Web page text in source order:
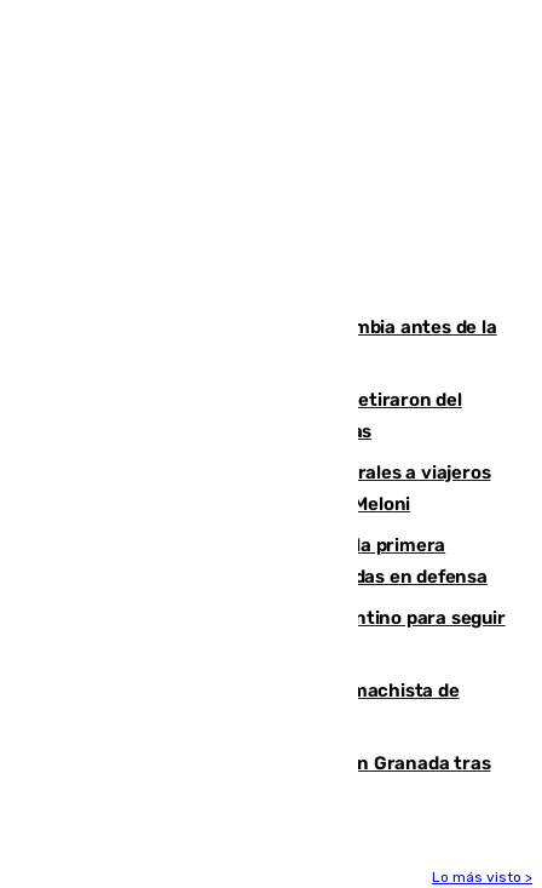
Felipe VI refuerza los lazos con Colombia antes de la
Fernando Calero y Carlos Dotor se retiraron del
encuentro contra el Ceuta con molestias
España restablece controles temporales a viajeros
procedentes de Italia como repuesta a Meloni
El Málaga cae ante el Ceuta y suma la primera
derrota de la pretemporada dejando dudas en defensa
Marruecos, la principal baza de Infantino para seguir
Pedro Sánchez condena el crimen machista de
Angustioso rescate de una familia en Granada tras
Lo más visto >